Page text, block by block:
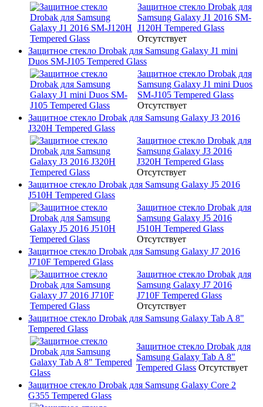
Защитное стекло Drobak для
Samsung Galaxy J1 2016 SM-
J120H Tempered Glass
Отсутствует
Защитное стекло Drobak для Samsung Galaxy J1 mini
Duos SM-J105 Tempered Glass
Защитное стекло Drobak для
Samsung Galaxy J1 mini Duos
SM-J105 Tempered Glass
Отсутствует
Защитное стекло Drobak для Samsung Galaxy J3 2016
J320H Tempered Glass
Защитное стекло Drobak для
Samsung Galaxy J3 2016
J320H Tempered Glass
Отсутствует
Защитное стекло Drobak для Samsung Galaxy J5 2016
J510H Tempered Glass
Защитное стекло Drobak для
Samsung Galaxy J5 2016
J510H Tempered Glass
Отсутствует
Защитное стекло Drobak для Samsung Galaxy J7 2016
J710F Tempered Glass
Защитное стекло Drobak для
Samsung Galaxy J7 2016
J710F Tempered Glass
Отсутствует
Защитное стекло Drobak для Samsung Galaxy Tab A 8"
Tempered Glass
Защитное стекло Drobak для
Samsung Galaxy Tab A 8"
Tempered Glass Отсутствует
Защитное стекло Drobak для Samsung Galaxy Core 2
G355 Tempered Glass